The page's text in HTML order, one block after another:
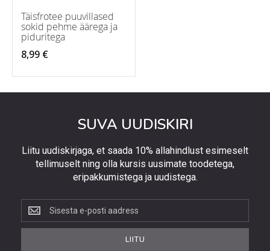
Täisfrotee puuvillased
sokid pehme äärega ja
piduritega
8,99 €
SUVA UUDISKIRI
Liitu uudiskirjaga, et saada 10% allahindlust esimeselt
tellimuselt ning olla kursis uusimate toodetega,
eripakkumistega ja uudistega.
Liitu
uudiskirjaga,
et
LIITU